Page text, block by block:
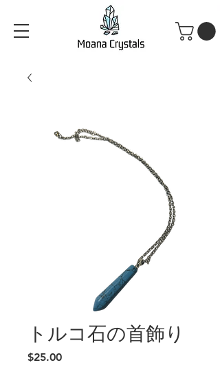
トルコ石の首飾り
$25.00価